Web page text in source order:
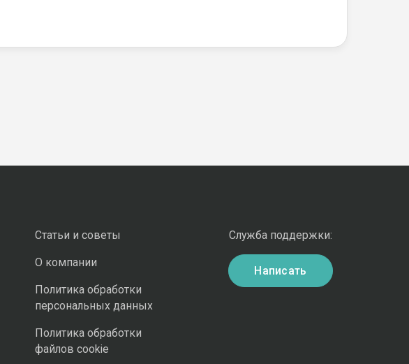
Статьи и советы
О компании
Политика обработки
персональных данных
Политика обработки
файлов cookie
Служба поддержки:
Написать